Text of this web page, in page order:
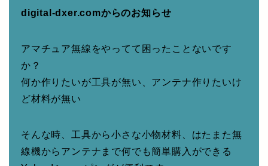
digital-dxer.comからのお知らせ
アマチュア無線をやってて困ったことないです
か？
何か作りたいが工具が無い、アンテナ作りたいけ
ど材料が無い
そんな時、工具から小さな小物材料、はたまた無
線機からアンテナまで何でも簡単購入ができる